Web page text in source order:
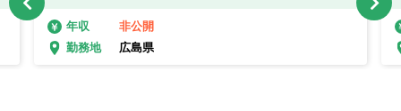
年収
非公開
勤務地
広島県